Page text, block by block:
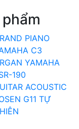
PIANO
C3
YAMAHA
190
ACOUSTIC
G11 TỰ